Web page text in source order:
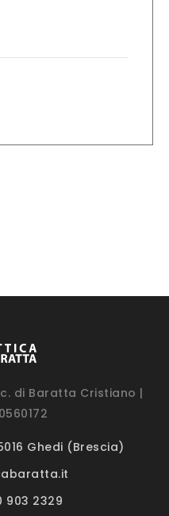
di Baratta Cristiano |
Ghedi (Brescia)
903 2329